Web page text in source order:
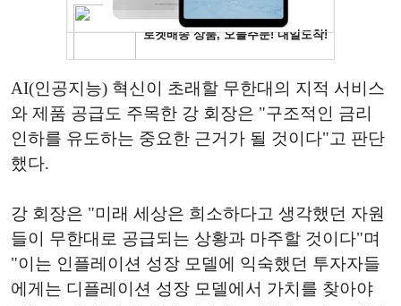
AI(인공지능) 혁신이 초래할 무한대의 지적 서비스
와 제품 공급도 주목한 강 회장은 "구조적인 금리
인하를 유도하는 중요한 근거가 될 것이다"고 판단
했다.
강 회장은 "미래 세상은 희소하다고 생각했던 자원
들이 무한대로 공급되는 상황과 마주할 것이다"며
"이는 인플레이션 성장 모델에 익숙했던 투자자들
에게는 디플레이션 성장 모델에서 가치를 찾아야